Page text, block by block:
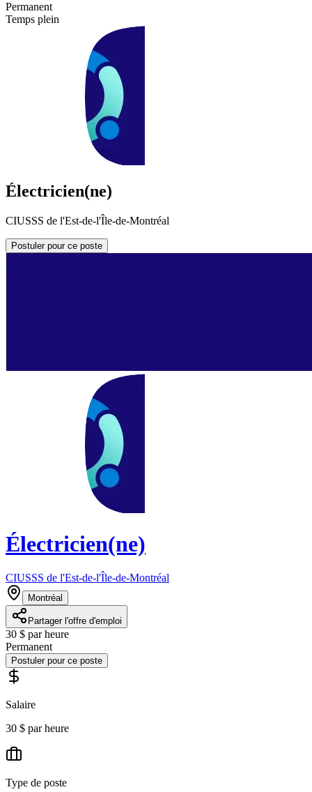
Permanent
Temps plein
Électricien(ne)
CIUSSS de l'Est-de-l'Île-de-Montréal
Postuler pour ce poste
Électricien(ne)
CIUSSS de l'Est-de-l'Île-de-Montréal
Montréal
Partager l'offre d'emploi
30 $ par heure
Permanent
Postuler pour ce poste
Salaire
30 $ par heure
Type de poste